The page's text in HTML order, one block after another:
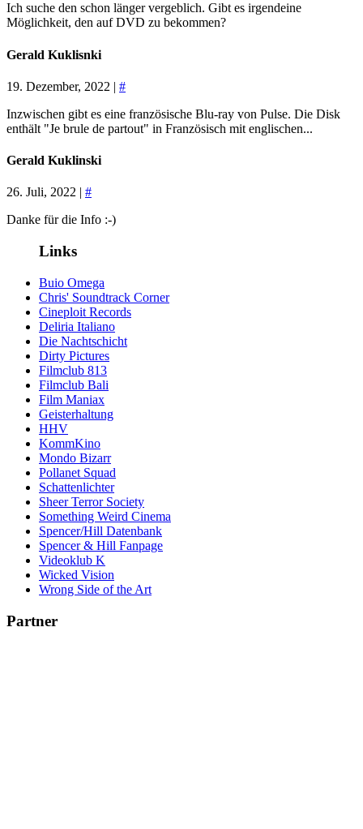
Ich suche den schon länger vergeblich. Gibt es irgendeine
Möglichkeit, den auf DVD zu bekommen?
Gerald Kuklisnki
19. Dezember, 2022 | #
Inzwischen gibt es eine französische Blu-ray von Pulse. Die Disk
enthält "Je brule de partout" in Französisch mit englischen...
Gerald Kuklinski
26. Juli, 2022 | #
Danke für die Info :-)
Links
Buio Omega
Chris' Soundtrack Corner
Cineploit Records
Deliria Italiano
Die Nachtschicht
Dirty Pictures
Filmclub 813
Filmclub Bali
Film Maniax
Geisterhaltung
HHV
KommKino
Mondo Bizarr
Pollanet Squad
Schattenlichter
Sheer Terror Society
Something Weird Cinema
Spencer/Hill Datenbank
Spencer & Hill Fanpage
Videoklub K
Wicked Vision
Wrong Side of the Art
Partner